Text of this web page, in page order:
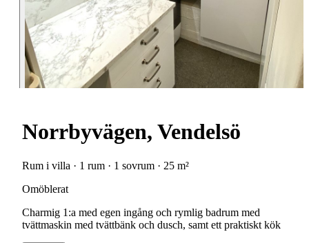
Norrbyvägen, Vendelsö
Rum i villa · 1 rum · 1 sovrum · 25 m²
Omöblerat
Charmig 1:a med egen ingång och rymlig badrum med
tvättmaskin med tvättbänk och dusch, samt ett praktiskt kök